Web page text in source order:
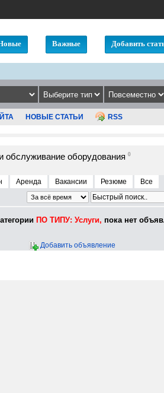
Важные Добавить
НОВЫЕ СТАТЬИ RSS
обслуживание оборудования 0
Аренда Вакансии Резюме Все
ПО ТИПУ: Услуги, пока нет
Добавить объявление